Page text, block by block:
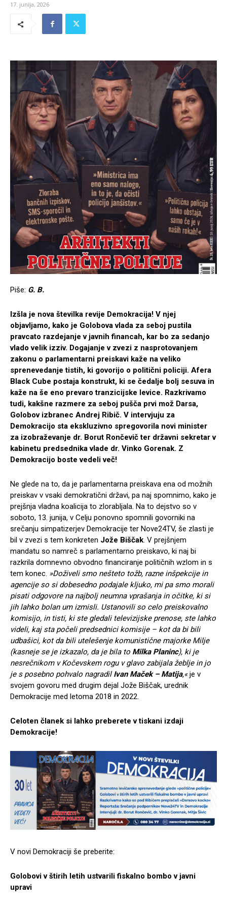
17. junija, 2026
Piše: G. B.
Izšla je nova številka revije Demokracija! V njej
objavljamo, kako je Golobova vlada za seboj pustila
pravcato razdejanje v javnih financah, kar bo za sedanjo
vlado velik izziv. Dogajanje v zvezi z nasprotovanjem
zakonu o parlamentarni preiskavi kaže na veliko
sprenevedanje tistih, ki govorijo o politični policiji. Afera
Black Cube postaja konstrukt, ki se čedalje bolj sesuva in
kaže na še eno prevaro tranzicijske levice. Razkrivamo
tudi, kakšne razmere za seboj pušča prvi mož Darsa,
Golobov izbranec Andrej Ribič. V intervjuju za
Demokracijo sta ekskluzivno spregovorila novi minister
za izobraževanje dr. Borut Rončevič ter državni sekretar v
kabinetu predsednika vlade dr. Vinko Gorenak. Z
Demokracijo boste vedeli več!
Ne glede na to, da je parlamentarna preiskava ena od možnih
preiskav v vsaki demokratični državi, pa naj spomnimo, kako je
prejšnja vladna koalicija to zlorabljala. Na to dejstvo so v
soboto, 13. junija, v Celju ponovno spomnili govorniki na
srečanju simpatizerjev Demokracije ter Nove24TV, še zlasti je
bil v zvezi s tem konkreten Jože Biščak . V prejšnjem
mandatu so namreč s parlamentarno preiskavo, ki naj bi
razkrila domnevno obvodno financiranje političnih wzlom in s
tem konec. »Doživeli smo nešteto tožb, razne inšpekcije in
agencije so si dobesedno podajale kljuko, mi pa smo morali
pisati odgovore na najbolj neumna vprašanja in očitke, ki si
jih lahko bolan um izmisli. Ustanovili so celo preiskovalno
komisijo, in tisti, ki ste gledali televizijske prenose, ste lahko
videli, kaj sta počeli predsednici komisije – kot da bi bili
udbašici, kot da bili utelešenje komunistične majorke Milje
(kasneje se je izkazalo, da je bila to Milka Planinc), ki je
nesrečnikom v Kočevskem rogu v glavo zabijala žeblje in jo
je s posebno pohvalo nagradilIvan Maček – Matija,«je v
svojem govoru med drugim dejal Jože Biščak, urednik
Demokracije med letoma 2018 in 2022.
Celoten članek si lahko preberete v tiskani izdaji
Demokracije!
V novi Demokraciji še preberite:
Golobovi v štirih letih ustvarili fiskalno bombo v javni
upravi